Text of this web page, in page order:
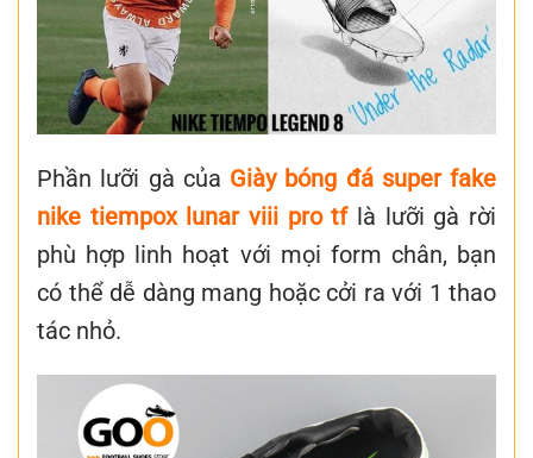
Phần lưỡi gà của Giày bóng đá super fake
nike tiempox lunar viii pro tf là lưỡi gà rời
phù hợp linh hoạt với mọi form chân, bạn
có thể dễ dàng mang hoặc cởi ra với 1 thao
tác nhỏ.